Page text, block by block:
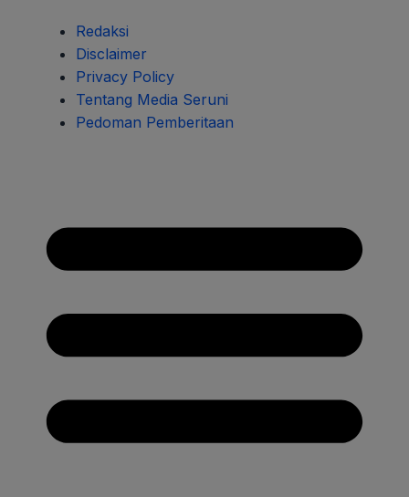
Redaksi
Disclaimer
Privacy Policy
Tentang Media Seruni
Pedoman Pemberitaan